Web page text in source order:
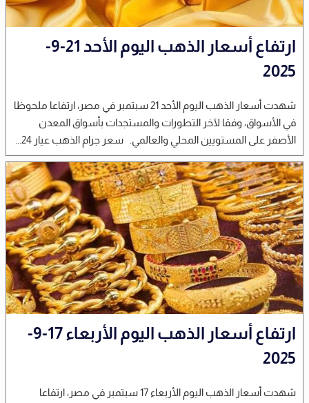
ارتفاع أسعار الذهب اليوم الأحد 21-9-
2025
شهدت أسعار الذهب اليوم الأحد 21 سبتمبر في مصر، ارتفاعا ملحوظا
في الأسواق، وفقا لآخر التطورات والمستجدات بأسواق المعدن
الأصفر على المستويين المحلي والعالمي. سعر جرام الذهب عيار 24...
ارتفاع أسعار الذهب اليوم الأربعاء 17-9-
2025
شهدت أسعار الذهب اليوم الأربعاء 17 سبتمبر في مصر، ارتفاعا